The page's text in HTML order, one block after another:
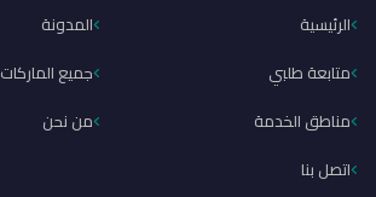
الرئيسية
المدونة
متابعة طلبي
جميع الماركات
مناطق الخدمة
من نحن
اتصل بنا